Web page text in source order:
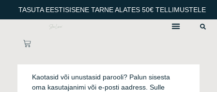
to
TASUTA EESTISISENE TARNE ALATES 50€ TELLIMUSTELE
CART
Kaotasid või unustasid parooli? Palun sisesta
oma kasutajanimi või e-posti aadress. Sulle